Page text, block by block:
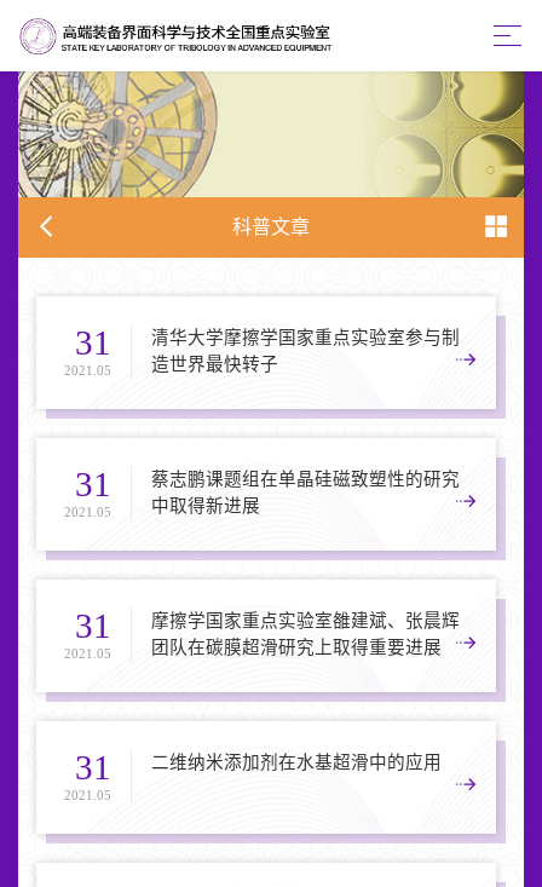
科普文章
31
2021.05
清华大学摩擦学国家重点实验室参与制
造世界最快转子
31
2021.05
蔡志鹏课题组在单晶硅磁致塑性的研究
中取得新进展
31
2021.05
摩擦学国家重点实验室雒建斌、张晨辉
团队在碳膜超滑研究上取得重要进展
31
2021.05
二维纳米添加剂在水基超滑中的应用